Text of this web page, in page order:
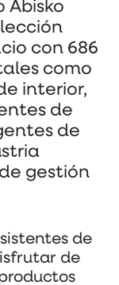
Abisko
con 686
como
interior,
de
de
gestión
de
de